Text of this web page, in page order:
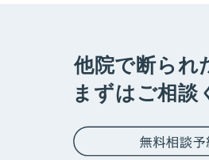
他院で断られ
まずはご相談